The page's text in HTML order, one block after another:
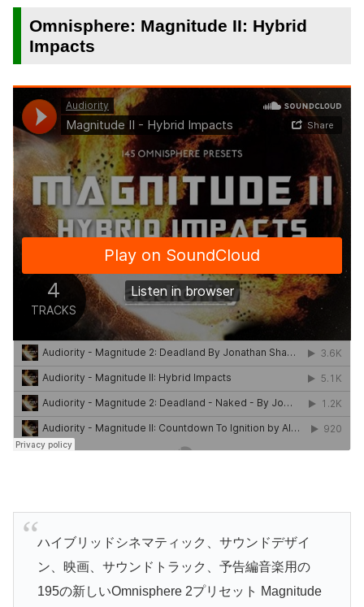
Omnisphere: Magnitude II: Hybrid
Impacts
ハイブリッドシネマティック、サウンドデザイ
ン、映画、サウンドトラック、予告編音楽用の
195の新しいOmnisphere 2プリセット Magnitude